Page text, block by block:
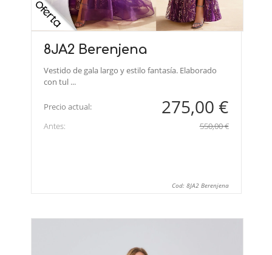
8JA2 Berenjena
Vestido de gala largo y estilo fantasía. Elaborado
con tul ...
Precio actual: 275,00 €
Antes: 550,00 €
Cod: 8JA2 Berenjena